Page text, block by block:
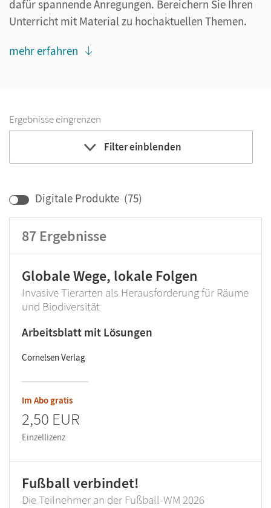
dafür spannende Anregungen. Bereichern Sie Ihren
Unterricht mit Material zu hochaktuellen Themen.
mehr erfahren
Ergebnisse eingrenzen
Filter einblenden
Digitale Produkte (75)
87 Ergebnisse
Globale Wege, lokale Folgen
Invasive Tierarten als Herausforderung für Räume
und Biodiversität
Arbeitsblatt mit Lösungen
Cornelsen Verlag
Im Abo gratis
2,50 EUR
Einzellizenz
Fußball verbindet!
Die Teilnehmer an der Fußball-WM 2026